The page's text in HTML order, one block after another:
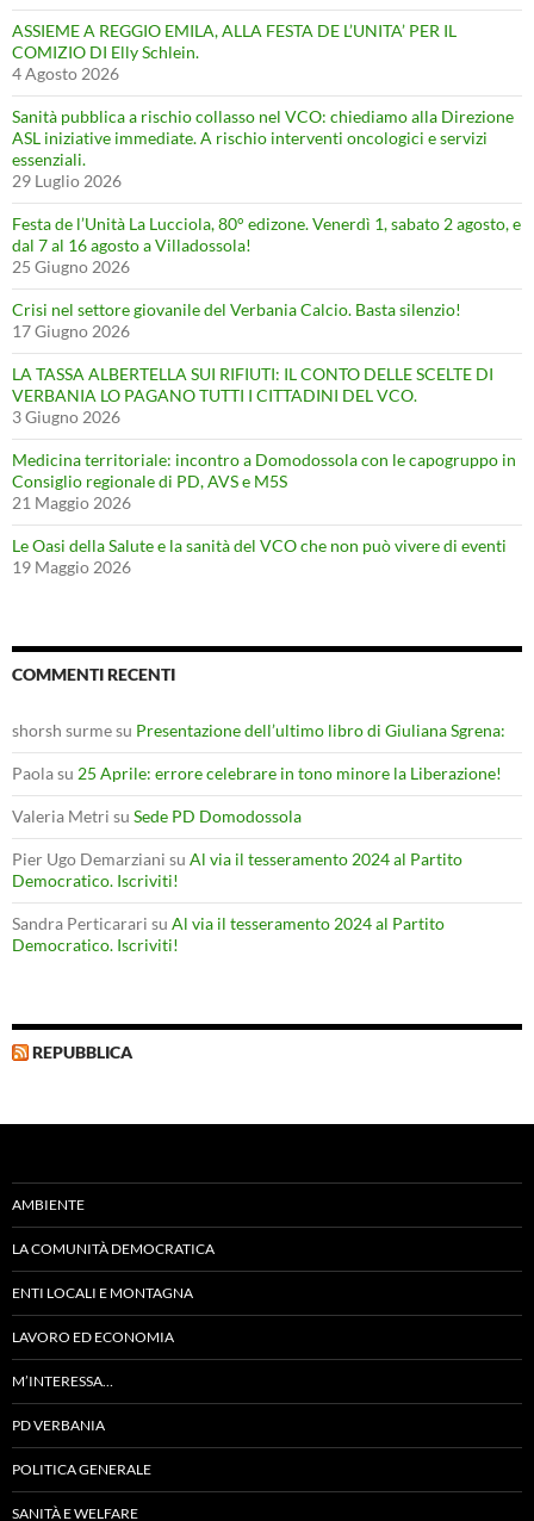
ASSIEME A REGGIO EMILA, ALLA FESTA DE L’UNITA’ PER IL
COMIZIO DI Elly Schlein.
4 Agosto 2026
Sanità pubblica a rischio collasso nel VCO: chiediamo alla Direzione
ASL iniziative immediate. A rischio interventi oncologici e servizi
essenziali.
29 Luglio 2026
Festa de l’Unità La Lucciola, 80° edizone. Venerdì 1, sabato 2 agosto, e
dal 7 al 16 agosto a Villadossola!
25 Giugno 2026
Crisi nel settore giovanile del Verbania Calcio. Basta silenzio!
17 Giugno 2026
LA TASSA ALBERTELLA SUI RIFIUTI: IL CONTO DELLE SCELTE DI
VERBANIA LO PAGANO TUTTI I CITTADINI DEL VCO.
3 Giugno 2026
Medicina territoriale: incontro a Domodossola con le capogruppo in
Consiglio regionale di PD, AVS e M5S
21 Maggio 2026
Le Oasi della Salute e la sanità del VCO che non può vivere di eventi
19 Maggio 2026
COMMENTI RECENTI
shorsh surmesu Presentazione dell’ultimo libro di Giuliana Sgrena:
Paolasu 25 Aprile: errore celebrare in tono minore la Liberazione!
Valeria Metri su Sede PD Domodossola
Pier Ugo Demarziani su Al via il tesseramento 2024 al Partito
Democratico. Iscriviti!
Sandra Perticarari su Al via il tesseramento 2024 al Partito
Democratico. Iscriviti!
REPUBBLICA
AMBIENTE
LA COMUNITÀ DEMOCRATICA
ENTI LOCALI E MONTAGNA
LAVORO ED ECONOMIA
M’INTERESSA…
PD VERBANIA
POLITICA GENERALE
SANITÀ E WELFARE